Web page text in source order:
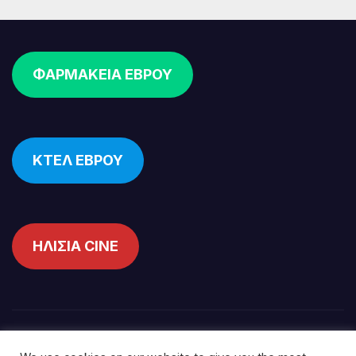
ΦΑΡΜΑΚΕΙΑ ΕΒΡΟΥ
ΚΤΕΛ ΕΒΡΟΥ
ΗΛΙΣΙΑ CINE